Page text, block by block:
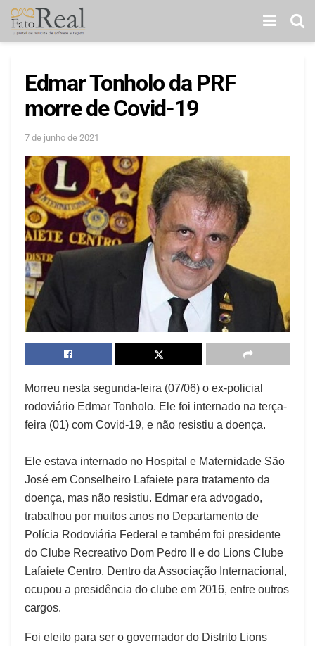
Edmar Tonholo da PRF
morre de Covid-19
7 de junho de 2021
Morreu nesta segunda-feira (07/06) o ex-policial
rodoviário Edmar Tonholo. Ele foi internado na terça-
feira (01) com Covid-19, e não resistiu a doença.
Ele estava internado no Hospital e Maternidade São
José em Conselheiro Lafaiete para tratamento da
doença, mas não resistiu. Edmar era advogado,
trabalhou por muitos anos no Departamento de
Polícia Rodoviária Federal e também foi presidente
do Clube Recreativo Dom Pedro II e do Lions Clube
Lafaiete Centro. Dentro da Associação Internacional,
ocupou a presidência do clube em 2016, entre outros
cargos.
Foi eleito para ser o governador do Distrito Lions